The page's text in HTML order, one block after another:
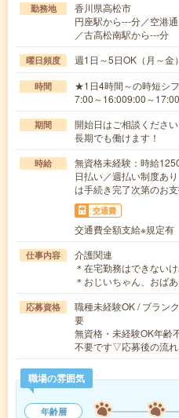
勤務地
香川県高松市
円座駅から---分／空港
／古高松南駅から---分
曜日頻度 週1日～5日OK（月～
時間
★1日4時間～の時短シ
7:00～16:009:00～
期間
開始日はご相談くだ
長期でも働けます！
時給
無資格未経験：時給
日払い／週払い制度あ
は手続き完了次第のお支
交通費
交通費全額支給※規定有
仕事内容
介護関連
＊在宅勤務はできない
＊おじいちゃん、おば
応募資格
職種未経験OK / ブラン
要
無資格・未経験OK年
不要です▽応募後の流
職場の雰囲気
年齢層